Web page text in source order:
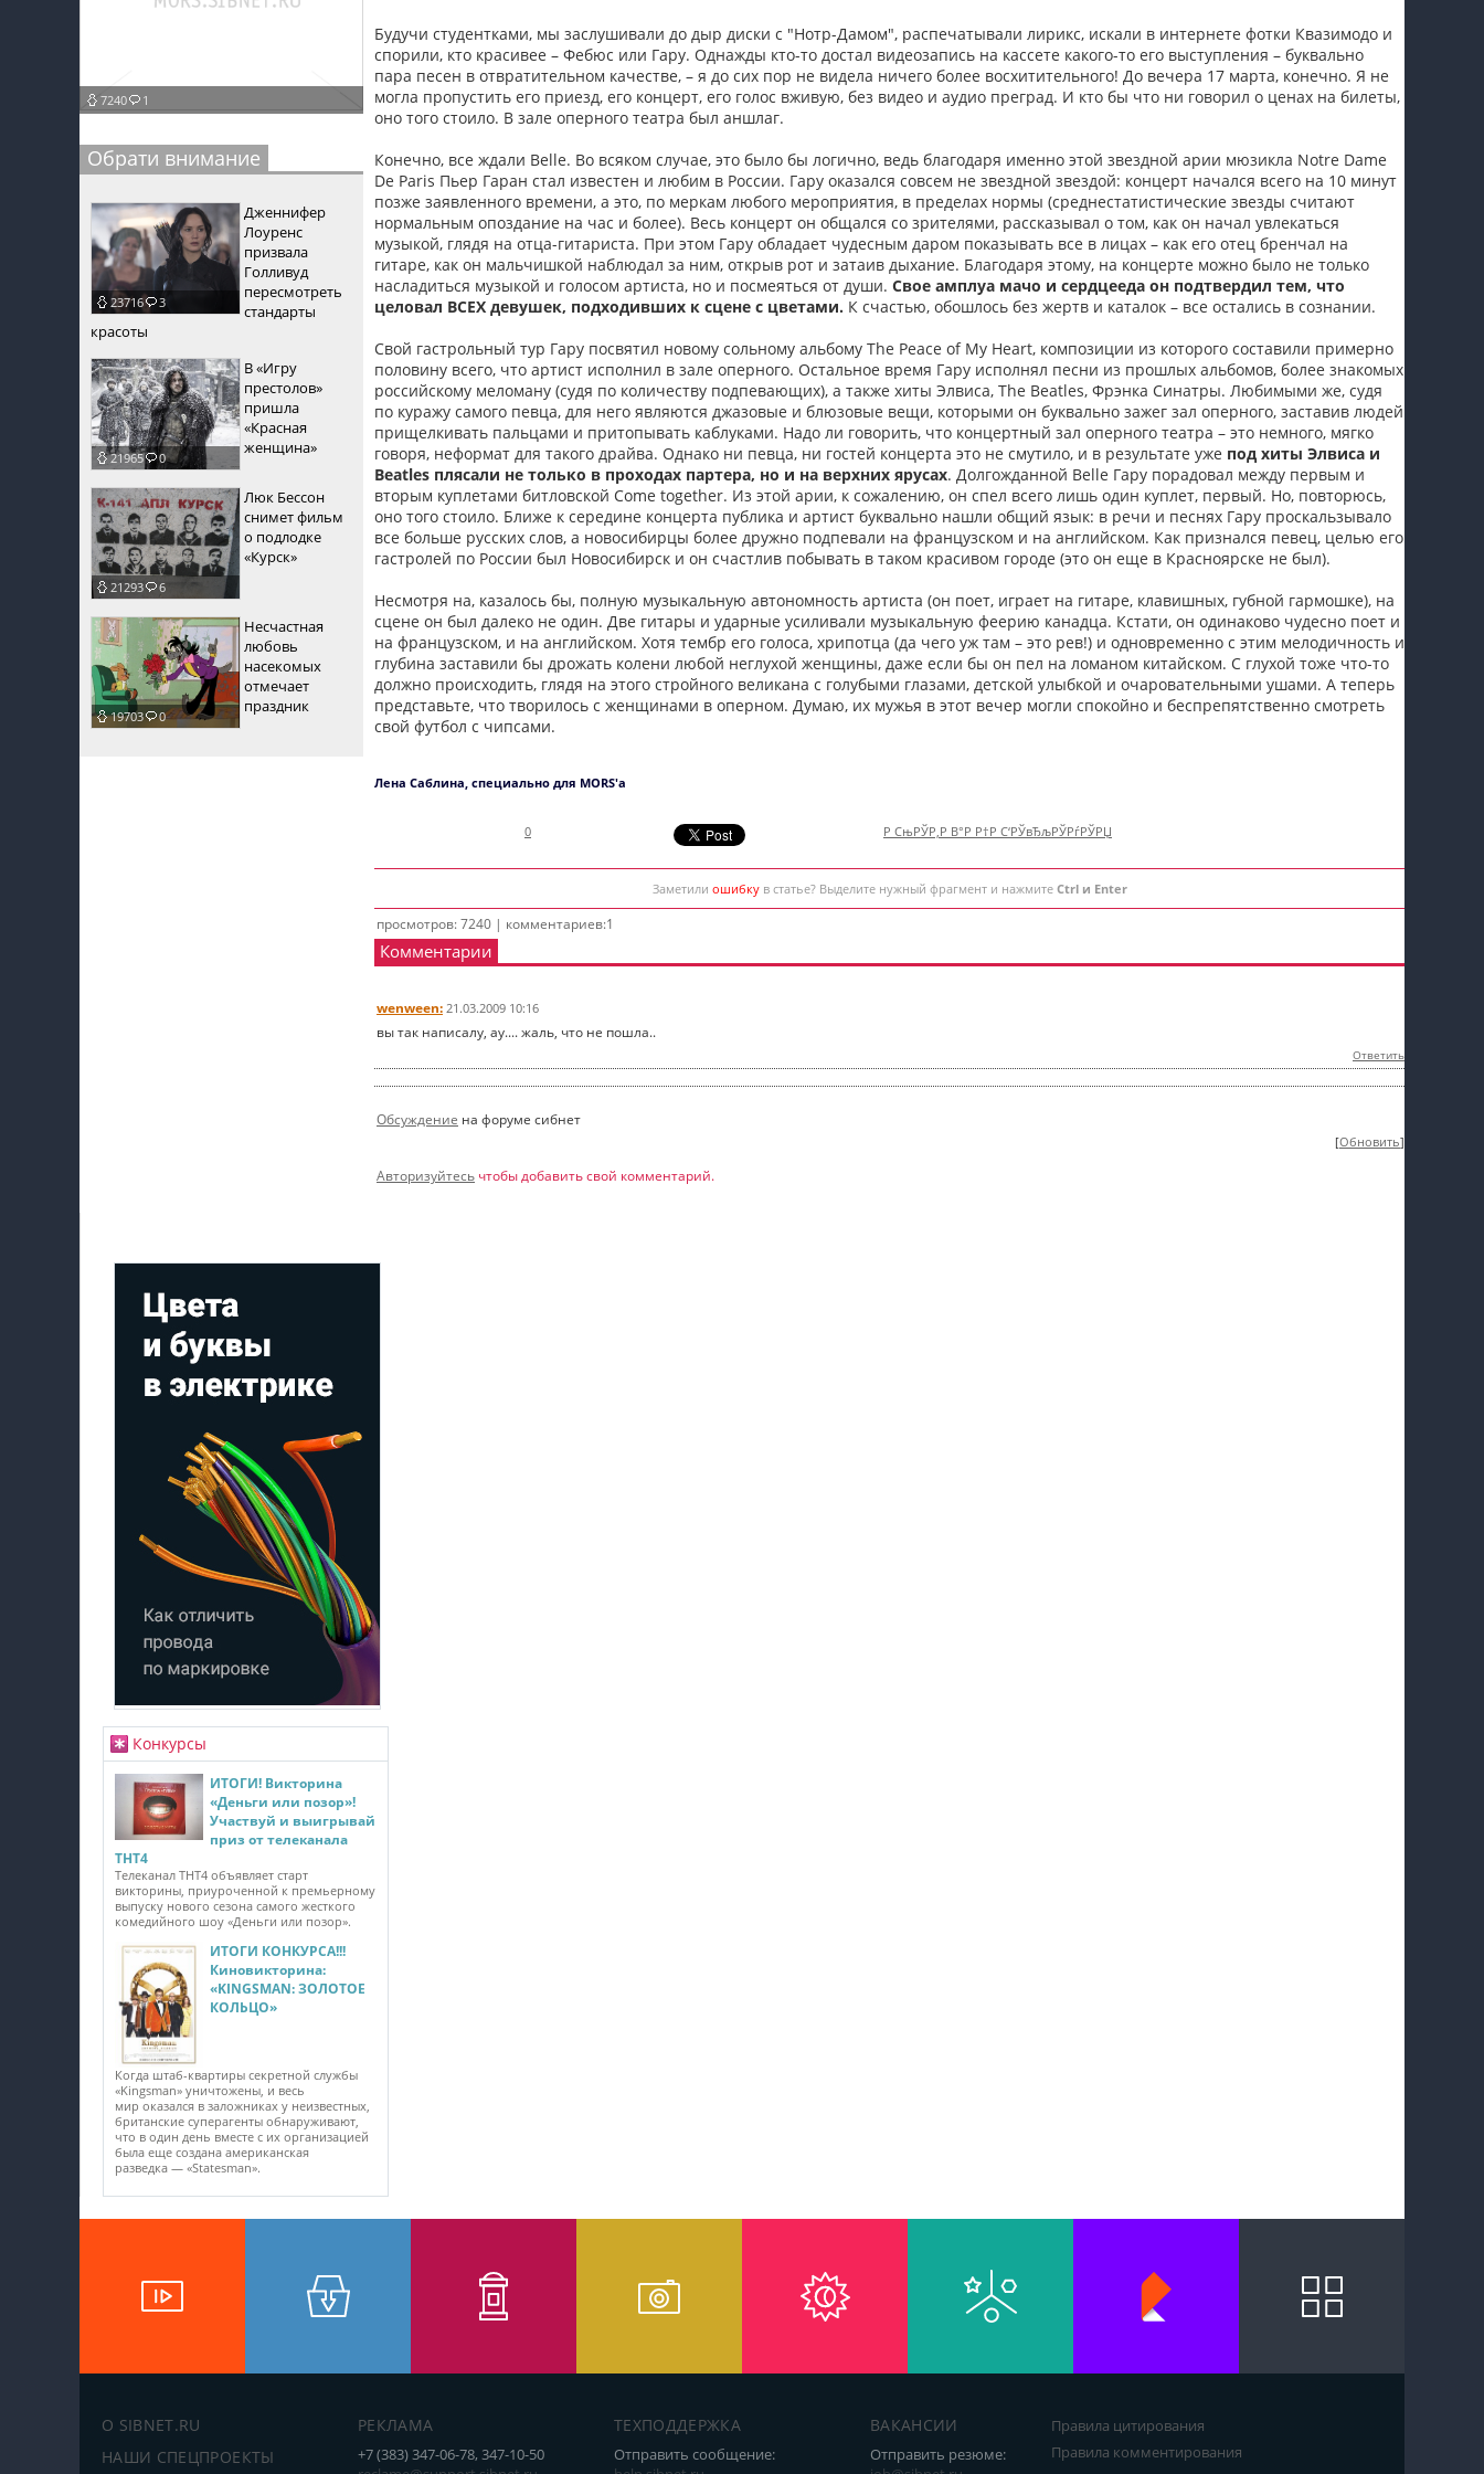
пїЅпїЅпїЅпїЅпїЅпїЅпїЅпїЅпїЅпїЅпїЅ
пїЅпїЅпїЅ
пїЅпїЅпїЅпїЅпїЅпїЅпїЅпїЅпїЅ
пїЅпїЅпїЅ пїЅпїЅпїЅпїЅпїЅпїЅ
пїЅпїЅпїЅпїЅпїЅ
пїЅпїЅпїЅпїЅпїЅпїЅпїЅпїЅпїЅпїЅ
пїЅпїЅпїЅпїЅпїЅпїЅпїЅпїЅпїЅпїЅ
7240 1
Обрати внимание
23716 3
Дженнифер
Лоуренс
призвала
Голливуд
пересмотреть
стандарты
красоты
21965 0
В «Игру
престолов»
пришла
«Красная
женщина»
21293 6
Люк Бессон
снимет фильм
о подлодке
«Курск»
19703 0
Несчастная
любовь
насекомых
отмечает
праздник
Будучи студентками, мы заслушивали до дыр диски с "Нотр-Дамом", распечатывали лирикс, искали в интернете фотки Квазимодо и
спорили, кто красивее – Фебюс или Гару. Однажды кто-то достал видеозапись на кассете какого-то его выступления – буквально
пара песен в отвратительном качестве, – я до сих пор не видела ничего более восхитительного! До вечера 17 марта, конечно. Я не
могла пропустить его приезд, его концерт, его голос вживую, без видео и аудио преград. И кто бы что ни говорил о ценах на билеты,
оно того стоило. В зале оперного театра был аншлаг.
Конечно, все ждали Belle. Во всяком случае, это было бы логично, ведь благодаря именно этой звездной арии мюзикла Notre Dame
De Paris Пьер Гаран стал известен и любим в России. Гару оказался совсем не звездной звездой: концерт начался всего на 10 минут
позже заявленного времени, а это, по меркам любого мероприятия, в пределах нормы (среднестатистические звезды считают
нормальным опоздание на час и более). Весь концерт он общался со зрителями, рассказывал о том, как он начал увлекаться
музыкой, глядя на отца-гитариста. При этом Гару обладает чудесным даром показывать все в лицах – как его отец бренчал на
гитаре, как он мальчишкой наблюдал за ним, открыв рот и затаив дыхание. Благодаря этому, на концерте можно было не только
насладиться музыкой и голосом артиста, но и посмеяться от души. Свое амплуа мачо и сердцееда он подтвердил тем, что
целовал ВСЕХ девушек, подходивших к сцене с цветами. К счастью, обошлось без жертв и каталок – все остались в сознании.
Свой гастрольный тур Гару посвятил новому сольному альбому The Peace of My Heart, композиции из которого составили примерно
половину всего, что артист исполнил в зале оперного. Остальное время Гару исполнял песни из прошлых альбомов, более знакомых
российскому меломану (судя по количеству подпевающих), а также хиты Элвиса, The Beatles, Фрэнка Синатры. Любимыми же, судя
по куражу самого певца, для него являются джазовые и блюзовые вещи, которыми он буквально зажег зал оперного, заставив людей
прищелкивать пальцами и притопывать каблуками. Надо ли говорить, что концертный зал оперного театра – это немного, мягко
говоря, неформат для такого драйва. Однако ни певца, ни гостей концерта это не смутило, и в результате уже под хиты Элвиса и
Beatles плясали не только в проходах партера, но и на верхних ярусах. Долгожданной Belle Гару порадовал между первым и
вторым куплетами битловской Come together. Из этой арии, к сожалению, он спел всего лишь один куплет, первый. Но, повторюсь,
оно того стоило. Ближе к середине концерта публика и артист буквально нашли общий язык: в речи и песнях Гару проскальзывало
все больше русских слов, а новосибирцы более дружно подпевали на французском и на английском. Как признался певец, целью его
гастролей по России был Новосибирск и он счастлив побывать в таком красивом городе (это он еще в Красноярске не был).
Несмотря на, казалось бы, полную музыкальную автономность артиста (он поет, играет на гитаре, клавишных, губной гармошке), на
сцене он был далеко не один. Две гитары и ударные усиливали музыкальную феерию канадца. Кстати, он одинаково чудесно поет и
на французском, и на английском. Хотя тембр его голоса, хрипотца (да чего уж там – это рев!) и одновременно с этим мелодичность и
глубина заставили бы дрожать колени любой неглухой женщины, даже если бы он пел на ломаном китайском. С глухой тоже что-то
должно происходить, глядя на этого стройного великана с голубыми глазами, детской улыбкой и очаровательными ушами. А теперь
представьте, что творилось с женщинами в оперном. Думаю, их мужья в этот вечер могли спокойно и беспрепятственно смотреть
свой футбол с чипсами.
Лена Саблина, специально для MORS'а
0 Р СњРЎР‚Р В°Р Р†Р С‘РЎвЂљРЎРѓРЎРЏ
Заметили ошибкув статье? Выделите нужный фрагмент и нажмите Ctrl и Enter
просмотров: 7240 | комментариев:1
Комментарии
wenween: 21.03.2009 10:16
вы так написалу, ау.... жаль, что не пошла..
Ответить
Обсуждение на форуме сибнет
[Обновить]
Авторизуйтесь чтобы добавить свой комментарий.
Конкурсы
ИТОГИ! Викторина
«Деньги или позор»!
Участвуй и выигрывай
приз от телеканала
ТНТ4
Телеканал ТНТ4 объявляет старт
викторины, приуроченной к премьерному
выпуску нового сезона самого жесткого
комедийного шоу «Деньги или позор».
ИТОГИ КОНКУРСА!!!
Киновикторина:
«KINGSMAN: ЗОЛОТОЕ
КОЛЬЦО»
Когда штаб-квартиры секретной службы
«Kingsman» уничтожены, и весь
мир оказался в заложниках у неизвестных,
британские суперагенты обнаруживают,
что в один день вместе с их организацией
была еще создана американская
разведка — «Statesman».
О SIBNET.RU
НАШИ СПЕЦПРОЕКТЫ
РЕКЛАМА
+7 (383) 347-06-78, 347-10-50
ТЕХПОДДЕРЖКА
Отправить сообщение:
ВАКАНСИИ
Отправить резюме:
Правила цитирования
Правила комментирования